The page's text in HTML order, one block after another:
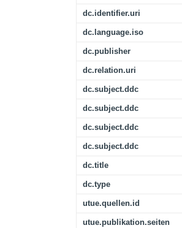
dc.identifier.uri
dc.language.iso
dc.publisher
dc.relation.uri
dc.subject.ddc
dc.subject.ddc
dc.subject.ddc
dc.subject.ddc
dc.title
dc.type
utue.quellen.id
utue.publikation.seiten